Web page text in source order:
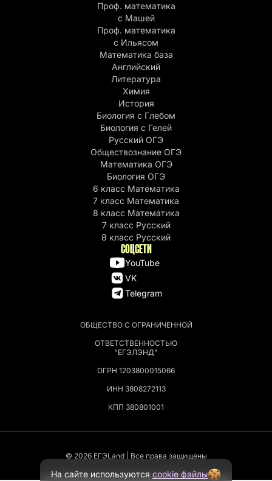
ОБЩЕСТВО С ОГРАНИЧЕННОЙ
ОТВЕТСТВЕННОСТЬЮ
"ЕГЭЛЭНД"
ОГРН 1203800015066
ИНН 3808272113
КПП 380801001
Проф. математика
с Машей
Проф. математика
c Ильясом
Математика база
Английский
Литература
Химия
История
Биология с Глебом
Биология с Гелей
Русский ОГЭ
Обществознание ОГЭ
Математика ОГЭ
Биология ОГЭ
6 класс Математика
7 класс Математика
8 класс Математика
7 класс Русский
8 класс Русский
СОЦСЕТИ
YouTube
VK
Telegram
© 2026 EГЭLand | Все права защищены
На сайте используются cookie файлы